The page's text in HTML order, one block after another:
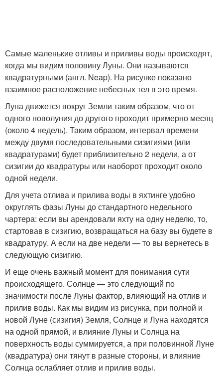
Самые маленькие отливы и приливы воды происходят,
когда мы видим половину Луны. Они называются
квадратурными (англ. Neap). На рисунке показано
взаимное расположение небесных тел в это время.
Луна движется вокруг Земли таким образом, что от
одного новолуния до другого проходит примерно месяц
(около 4 недель). Таким образом, интервал времени
между двумя последовательными сизигиями (или
квадратурами) будет приблизительно 2 недели, а от
сизигии до квадратуры или наоборот проходит около
одной недели.
Для учета отлива и прилива воды в яхтинге удобно
округлять фазы Луны до стандартного недельного
чартера: если вы арендовали яхту на одну неделю, то,
стартовав в сизигию, возвращаться на базу вы будете в
квадратуру. А если на две недели — то вы вернетесь в
следующую сизигию.
И еще очень важный момент для понимания сути
происходящего. Солнце — это следующий по
значимости после Луны фактор, влияющий на отлив и
прилив воды. Как мы видим из рисунка, при полной и
новой Луне (сизигия) Земля, Солнце и Луна находятся
на одной прямой, и влияние Луны и Солнца на
поверхность воды суммируется, а при половинной Луне
(квадратура) они тянут в разные стороны, и влияние
Солнца ослабляет отлив и прилив воды.